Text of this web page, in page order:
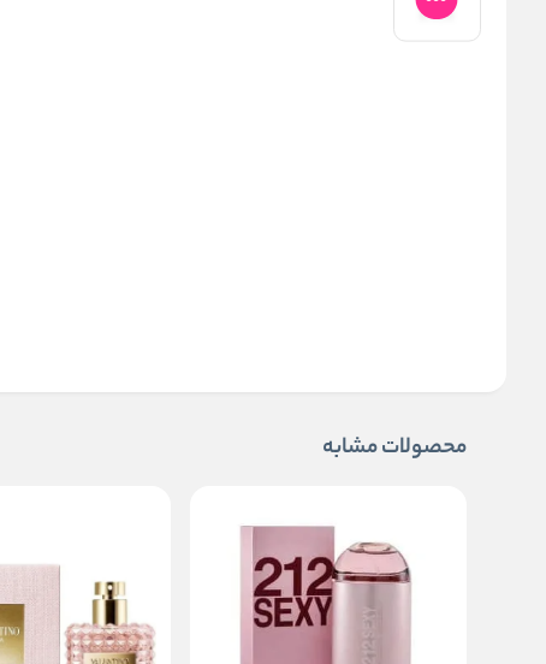
محصولات مشابه